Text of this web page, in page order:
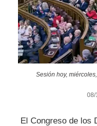
Sesión hoy,
08/
El Congreso de los